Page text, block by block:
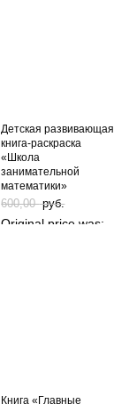
Детская развивающая
книга-раскраска
«Школа
занимательной
математики»
600,00руб.
Original price was:
Книга «Главные